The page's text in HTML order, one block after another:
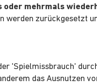
oder mehrmals
werden zurückgesetzt
'Spielmissbrauch'
das Ausnutzen